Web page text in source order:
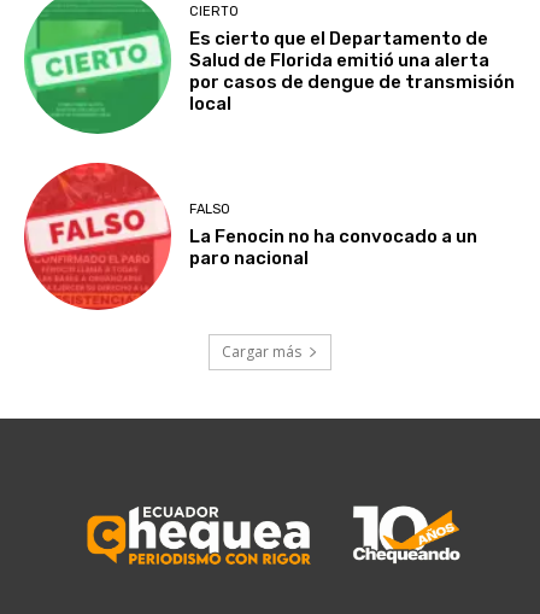
CIERTO
Es cierto que el Departamento de
Salud de Florida emitió una alerta
por casos de dengue de transmisión
local
FALSO
La Fenocin no ha convocado a un
paro nacional
Cargar más